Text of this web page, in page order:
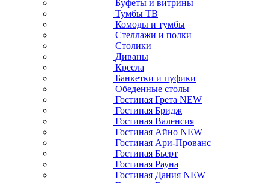
Буфеты и витрины
Тумбы ТВ
Комоды и тумбы
Стеллажи и полки
Столики
Диваны
Кресла
Банкетки и пуфики
Обеденные столы
Гостиная Грета NEW
Гостиная Бридж
Гостиная Валенсия
Гостиная Айно NEW
Гостиная Ари-Прованс
Гостиная Бьерт
Гостиная Рауна
Гостиная Дания NEW